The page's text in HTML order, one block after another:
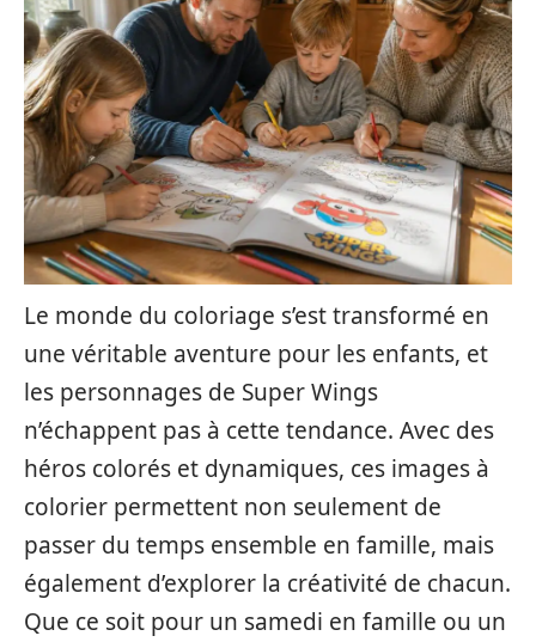
Le monde du coloriage s’est transformé en
une véritable aventure pour les enfants, et
les personnages de Super Wings
n’échappent pas à cette tendance. Avec des
héros colorés et dynamiques, ces images à
colorier permettent non seulement de
passer du temps ensemble en famille, mais
également d’explorer la créativité de chacun.
Que ce soit pour un samedi en famille ou un